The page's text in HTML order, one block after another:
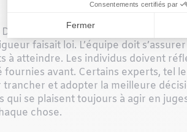
Disney, à ce stade, enfermait les
faisait loi. L’équipe doit
à atteindre. Les individus doivent
avant. Certains experts, tel
trancher et adopter la meilleure
qui se plaisent toujours à agir en
chose.